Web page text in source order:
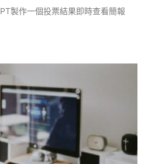
製作一個投票結果即時查看簡報